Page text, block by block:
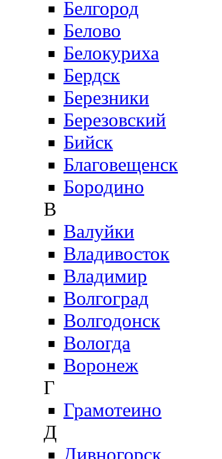
Белгород
Белово
Белокуриха
Бердск
Березники
Березовский
Бийск
Благовещенск
Бородино
В
Валуйки
Владивосток
Владимир
Волгоград
Волгодонск
Вологда
Воронеж
Г
Грамотеино
Д
Дивногорск